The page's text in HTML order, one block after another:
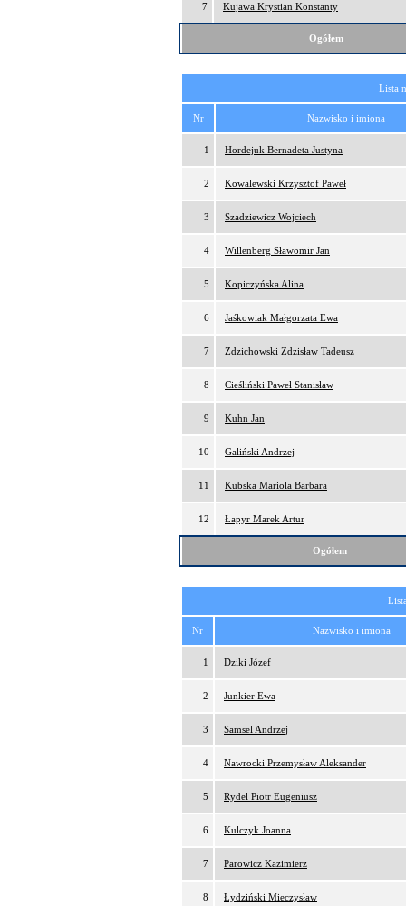
7 Kujawa Krystian Konstanty
Ogółem
Lista
Nr Nazwisko i imiona
1 Hordejuk Bernadeta Justyna
2 Kowalewski Krzysztof Paweł
3 Szadziewicz Wojciech
4 Willenberg Sławomir Jan
5 Kopiczyńska Alina
6 Jaśkowiak Małgorzata Ewa
7 Zdzichowski Zdzisław Tadeusz
8 Cieśliński Paweł Stanisław
9 Kuhn Jan
10 Galiński Andrzej
11 Kubska Mariola Barbara
12 Łapyr Marek Artur
Ogółem
Nr Nazwisko i imiona
1 Dziki Józef
2 Junkier Ewa
3 Samsel Andrzej
4 Nawrocki Przemysław Aleksander
5 Rydel Piotr Eugeniusz
6 Kulczyk Joanna
7 Parowicz Kazimierz
8 Łydziński Mieczysław